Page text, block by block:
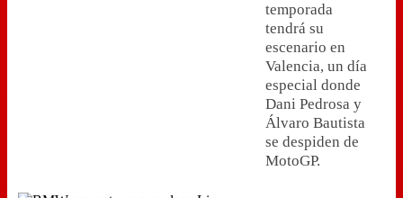
temporada
tendrá su
escenario en
Valencia, un día
especial donde
Dani Pedrosa y
Álvaro Bautista
se despiden de
MotoGP.